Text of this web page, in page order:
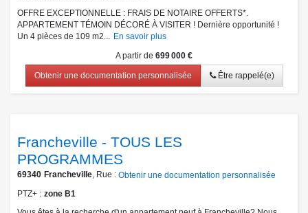
OFFRE EXCEPTIONNELLE : FRAIS DE NOTAIRE OFFERTS*.
APPARTEMENT TÉMOIN DÉCORÉ À VISITER ! Dernière opportunité !
Un 4 pièces de 109 m2... En savoir plus
A partir de 699 000 €
Obtenir une documentation personnalisée Être rappelé(e)
Francheville - TOUS LES
PROGRAMMES
69340 Francheville, Rue : Obtenir une documentation personnalisée
PTZ+
zone B1